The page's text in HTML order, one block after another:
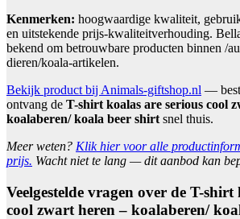
Kenmerken: hoogwaardige kwaliteit,
en uitstekende prijs-kwaliteitverhouding.
bekend om betrouwbare producten binnen /
dieren/koala-artikelen.
Bekijk product bij Animals-giftshop.nl —
ontvang de T-shirt koalas are serious cool
koalaberen/ koala beer shirt snel thuis.
Meer weten? Klik hier voor alle
prijs. Wacht niet te lang — dit aanbod kan
Veelgestelde vragen over de T-shirt
cool zwart heren – koalaberen/